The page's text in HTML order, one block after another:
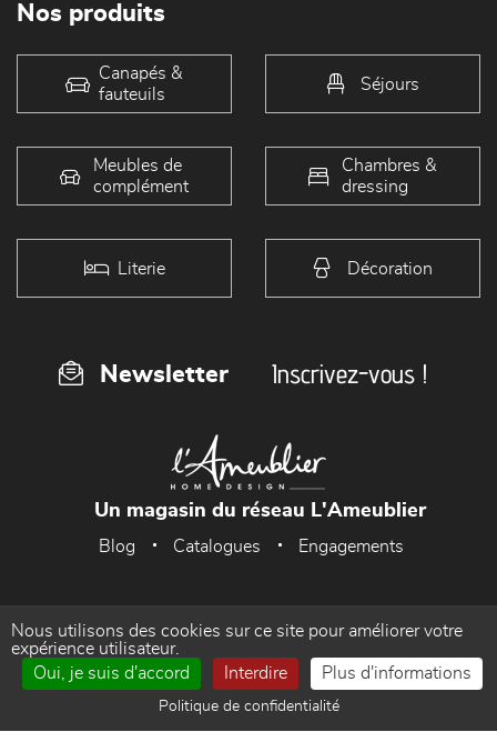
Nos produits
Canapés &
fauteuils
Séjours
Meubles de
complément
Chambres &
dressing
Literie Décoration
Newsletter Inscrivez-vous !
Un magasin du réseau L'Ameublier
Blog Catalogues Engagements
Accueil Mentions Légales
Politique de confidentialité Gestion des cookies
Contact
Nous utilisons des cookies sur ce site pour améliorer votre
expérience utilisateur.
Oui, je suis d'accord
Interdire Plus d'informations
Politique de confidentialité